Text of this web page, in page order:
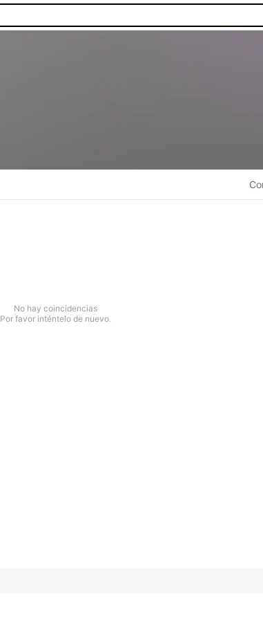
No hay coincidencias
Por favor inténtelo de nuevo.